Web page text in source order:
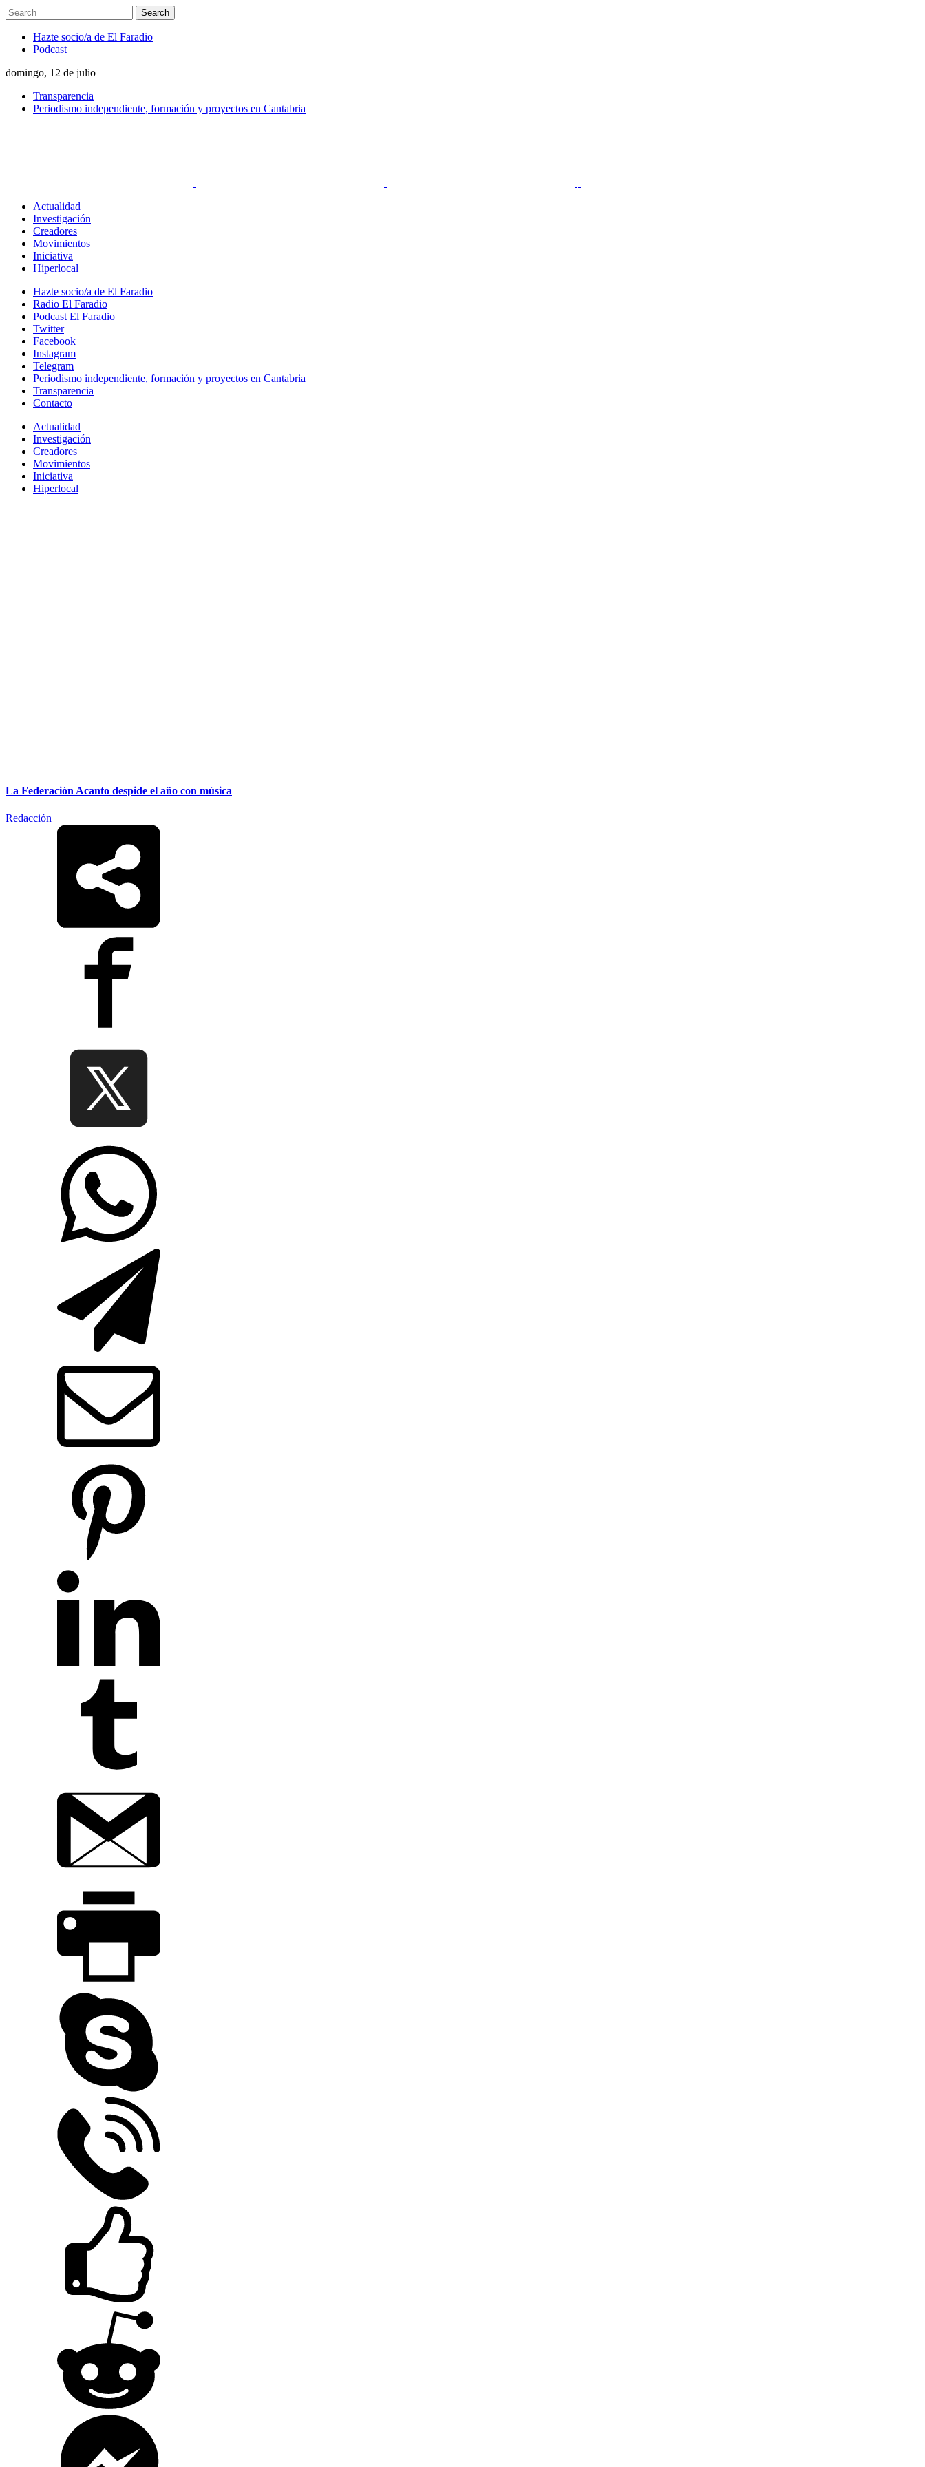
Hazte socio/a de El Faradio
Podcast
domingo, 12 de julio
Transparencia
Periodismo independiente, formación y proyectos en Cantabria
Actualidad
Investigación
Creadores
Movimientos
Iniciativa
Hiperlocal
Hazte socio/a de El Faradio
Radio El Faradio
Podcast El Faradio
Twitter
Facebook
Instagram
Telegram
Periodismo independiente, formación y proyectos en Cantabria
Transparencia
Contacto
Actualidad
Investigación
Creadores
Movimientos
Iniciativa
Hiperlocal
La Federación Acanto despide el año con música
Redacción